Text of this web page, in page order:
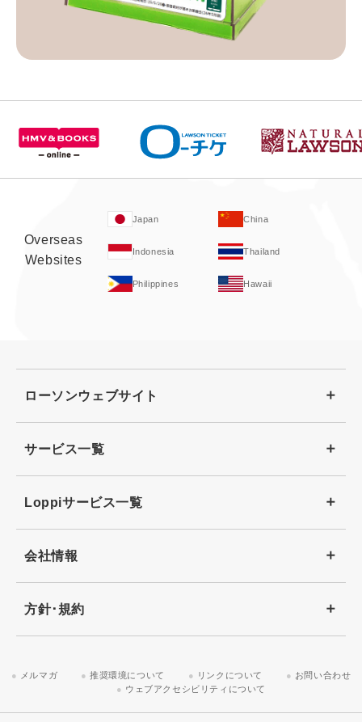
Overseas
Websites
Japan China
Indonesia Thailand
Philippines Hawaii
ローソンウェブサイト
サービス一覧
Loppiサービス一覧
会社情報
方針･規約
メルマガ 推奨環境について リンクについて
お問い合わせ
ウェブアクセシビリティについて